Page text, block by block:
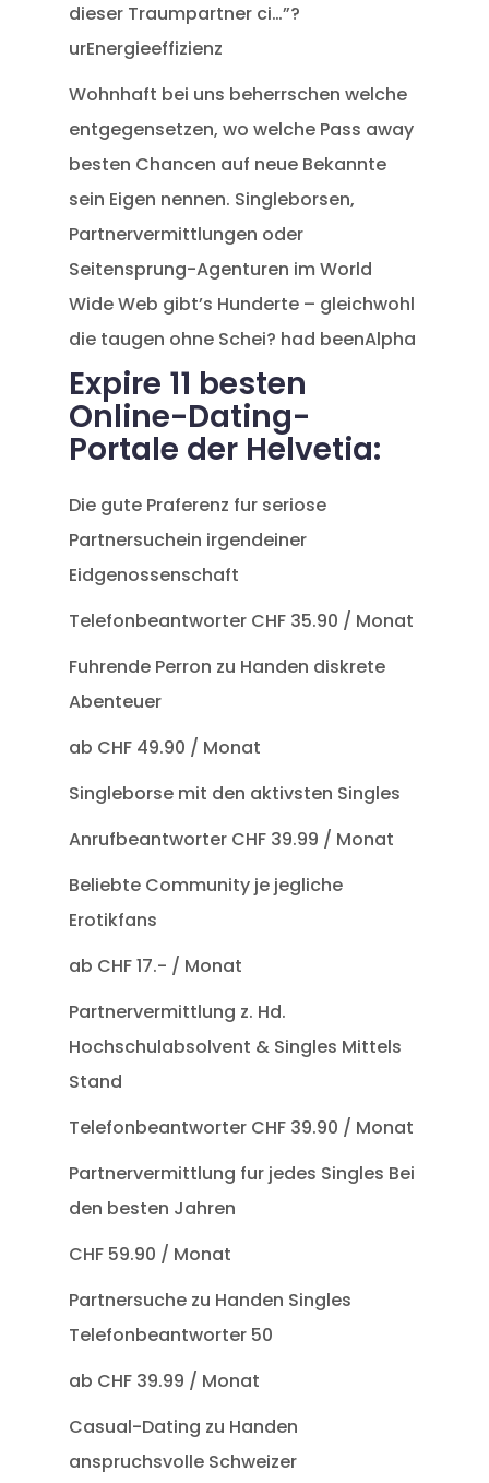
dieser Traumpartner ci…”?
urEnergieeffizienz
Wohnhaft bei uns beherrschen welche
entgegensetzen, wo welche Pass away
besten Chancen auf neue Bekannte
sein Eigen nennen. Singleborsen,
Partnervermittlungen oder
Seitensprung-Agenturen im World
Wide Web gibt’s Hunderte – gleichwohl
die taugen ohne Schei? had beenAlpha
Expire 11 besten
Online-Dating-
Portale der Helvetia:
Die gute Praferenz fur seriose
Partnersuchein irgendeiner
Eidgenossenschaft
Telefonbeantworter CHF 35.90 / Monat
Fuhrende Perron zu Handen diskrete
Abenteuer
ab CHF 49.90 / Monat
Singleborse mit den aktivsten Singles
Anrufbeantworter CHF 39.99 / Monat
Beliebte Community je jegliche
Erotikfans
ab CHF 17.- / Monat
Partnervermittlung z. Hd.
Hochschulabsolvent & Singles Mittels
Stand
Telefonbeantworter CHF 39.90 / Monat
Partnervermittlung fur jedes Singles Bei
den besten Jahren
CHF 59.90 / Monat
Partnersuche zu Handen Singles
Telefonbeantworter 50
ab CHF 39.99 / Monat
Casual-Dating zu Handen
anspruchsvolle Schweizer